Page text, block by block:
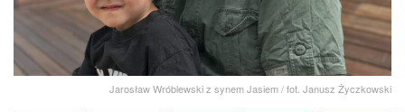
Jarosław Wróblewski z synem Jasiem / fot. Janusz Życzkowski